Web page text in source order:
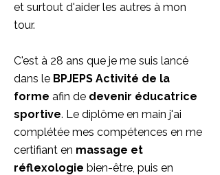
et surtout d'aider les autres à mon
tour.
C'est à 28 ans que je me suis lancé
dans le BPJEPS Activité de la
forme afin de devenir éducatrice
sportive. Le diplôme en main j'ai
complétée mes compétences en me
certifiant en massage et
réflexologie bien-être, puis en